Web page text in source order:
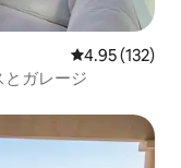
レビュー132
4.95 (132)
ガレージ